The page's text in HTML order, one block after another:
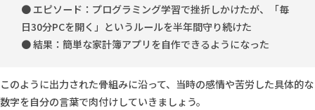
● エピソード：プログラミング学習で挫折しかけたが、「毎
日30分PCを開く」というルールを半年間守り続けた
● 結果：簡単な家計簿アプリを自作できるようになった
このように出力された骨組みに沿って、当時の感情や苦労した具体的な
数字を自分の言葉で肉付けしていきましょう。